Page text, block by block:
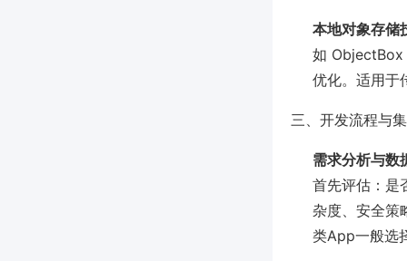
本地对象存储
如 ObjectBox
优化。适用于
三、开发流程与
需求分析与数
首先评估：是
杂度、安全策
类App一般选